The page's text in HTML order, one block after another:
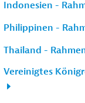
Indonesien -
Philippinen -
Thailand -
Vereinigtes